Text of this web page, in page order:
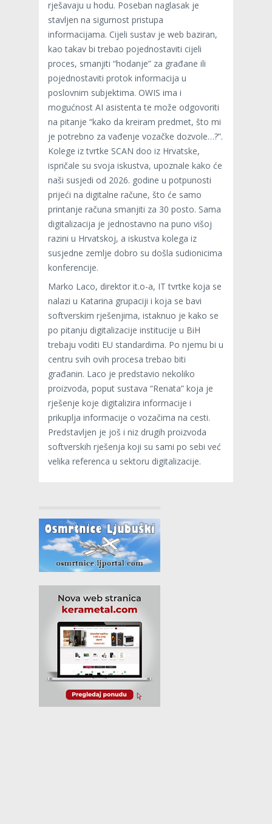
rješavaju u hodu. Poseban naglasak je
stavljen na sigurnost pristupa
informacijama. Cijeli sustav je web baziran,
kao takav bi trebao pojednostaviti cijeli
proces, smanjiti “hodanje” za građane ili
pojednostaviti protok informacija u
poslovnim subjektima. OWIS ima i
mogućnost AI asistenta te može odgovoriti
na pitanje “kako da kreiram predmet, što mi
je potrebno za vađenje vozačke dozvole…?”.
Kolege iz tvrtke SCAN doo iz Hrvatske,
ispričale su svoja iskustva, upoznale kako će
naši susjedi od 2026. godine u potpunosti
prijeći na digitalne račune, što će samo
printanje računa smanjiti za 30 posto. Sama
digitalizacija je jednostavno na puno višoj
razini u Hrvatskoj, a iskustva kolega iz
susjedne zemlje dobro su došla sudionicima
konferencije.
Marko Laco, direktor it.o-a, IT tvrtke koja se
nalazi u Katarina grupaciji i koja se bavi
softverskim rješenjima, istaknuo je kako se
po pitanju digitalizacije institucije u BiH
trebaju voditi EU standardima. Po njemu bi u
centru svih ovih procesa trebao biti
građanin. Laco je predstavio nekoliko
proizvoda, poput sustava “Renata” koja je
rješenje koje digitalizira informacije i
prikuplja informacije o vozačima na cesti.
Predstavljen je još i niz drugih proizvoda
softverskih rješenja koji su sami po sebi već
velika referenca u sektoru digitalizacije.